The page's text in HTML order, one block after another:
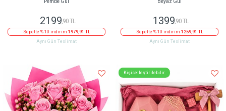
Pembe Gül
2199,90 TL
Sepette % 10 indirim 1979,91 TL
Aynı Gün Teslimat
Beyaz Gül
1399,90 TL
Sepette % 10 indirim 1259,91 TL
Aynı Gün Teslimat
Kişiselleştirilebilir